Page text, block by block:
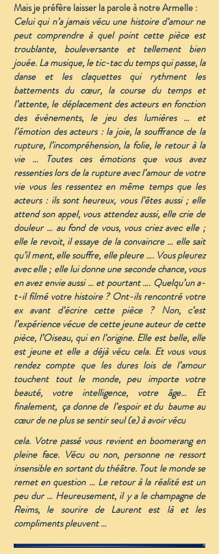
Mais je préfère laisser la parole à notre Armelle :
Celui qui n’a jamais vécu une histoire d’amour ne
peut comprendre à quel point cette pièce est
troublante, bouleversante et tellement bien
jouée. La musique, le tic-tac du temps qui passe, la
danse et les claquettes qui rythment les
battements du cœur, la course du temps et
l’attente, le déplacement des acteurs en fonction
des évènements, le jeu des lumières … et
l’émotion des acteurs : la joie, la souffrance de la
rupture, l’incompréhension, la folie, le retour à la
vie … Toutes ces émotions que vous avez
ressenties lors de la rupture avec l’amour de votre
vie vous les ressentez en même temps que les
acteurs : ils sont heureux, vous l’êtes aussi ; elle
attend son appel, vous attendez aussi, elle crie de
douleur … au fond de vous, vous criez avec elle ;
elle le revoit, il essaye de la convaincre … elle sait
qu’il ment, elle souffre, elle pleure …. Vous pleurez
avec elle ; elle lui donne une seconde chance, vous
en avez envie aussi … et pourtant …. Quelqu’un a-
t-il filmé votre histoire ? Ont-ils rencontré votre
ex avant d’écrire cette pièce ? Non, c’est
l’expérience vécue de cette jeune auteur de cette
pièce, l’Oiseau, qui en l’origine. Elle est belle, elle
est jeune et elle a déjà vécu cela. Et vous vous
rendez compte que les dures lois de l’amour
touchent tout le monde, peu importe votre
beauté, votre intelligence, votre âge… Et
finalement, ça donne de l’espoir et du baume au
cœur de ne plus se sentir seul (e) à avoir vécu
cela. Votre passé vous revient en boomerang en
pleine face. Vécu ou non, personne ne ressort
insensible en sortant du théâtre. Tout le monde se
remet en question … Le retour à la réalité est un
peu dur … Heureusement, il y a le champagne de
Reims, le sourire de Laurent est là et les
compliments pleuvent …